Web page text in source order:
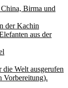
Birma und
der Kachin
aus der
Welt ausgerufen
Vorbereitung).